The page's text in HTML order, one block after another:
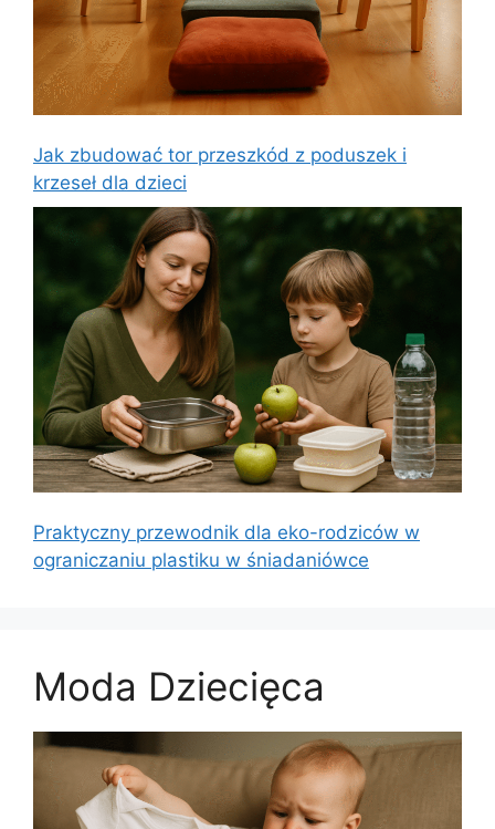
Jak zbudować tor przeszkód z poduszek i
krzeseł dla dzieci
Praktyczny przewodnik dla eko-rodziców w
ograniczaniu plastiku w śniadaniówce
Moda Dziecięca